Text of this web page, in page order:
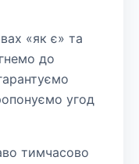
«як є» та
до
угод
тимчасово